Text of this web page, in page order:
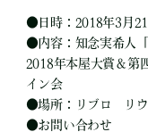
● 日時：2018年3月
●内容：知念実希人
2018年本屋大賞＆第
イン会
●場所：リブロ リウ
●お問い合わせ